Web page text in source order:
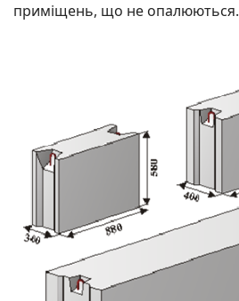
приміщень, що не опалюються.